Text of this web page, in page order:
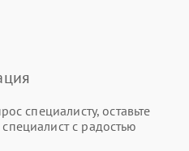
специалисту, оставьте
с радостью